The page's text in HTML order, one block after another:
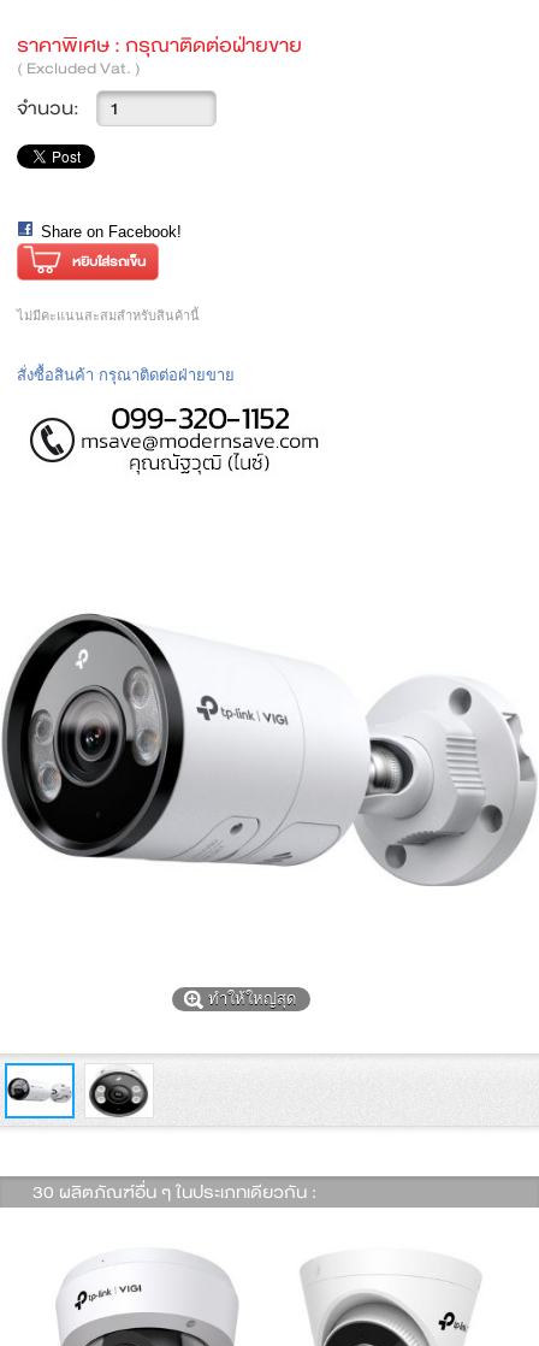
ราคาพิเศษ : กรุณาติดต่อฝ่ายขาย
( Excluded Vat. )
จำนวน:
Share on Facebook!
ไม่มีคะแนนสะสมสำหรับสินค้านี้
สั่งซื้อสินค้า กรุณาติดต่อฝ่ายขาย
ทำให้ใหญ่สุด
30 ผลิตภัณฑ์อื่น ๆ ในประเภทเดียวกัน :